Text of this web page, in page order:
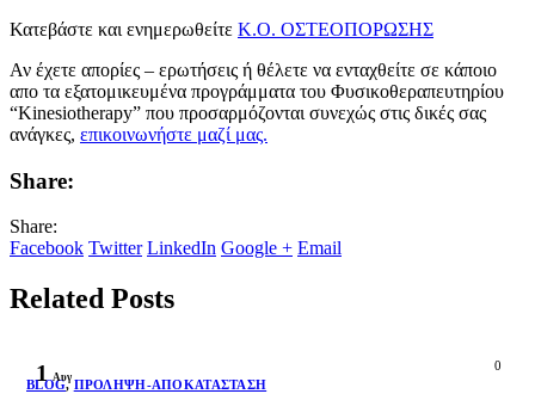
Κατεβάστε και ενημερωθείτε Κ.Ο. ΟΣΤΕΟΠΟΡΩΣΗΣ
Αν έχετε απορίες – ερωτήσεις ή θέλετε να ενταχθείτε σε κάποιο
απο τα εξατομικευμένα προγράμματα του Φυσικοθεραπευτηρίου
“Kinesiotherapy” που προσαρμόζονται συνεχώς στις δικές σας
ανάγκες, επικοινωνήστε μαζί μας.
Share:
Share:
Facebook Twitter LinkedIn Google + Email
Related Posts
1 Αυγ
0
BLOG, ΠΡΌΛΗΨΗ-ΑΠΟΚΑΤΆΣΤΑΣΗ